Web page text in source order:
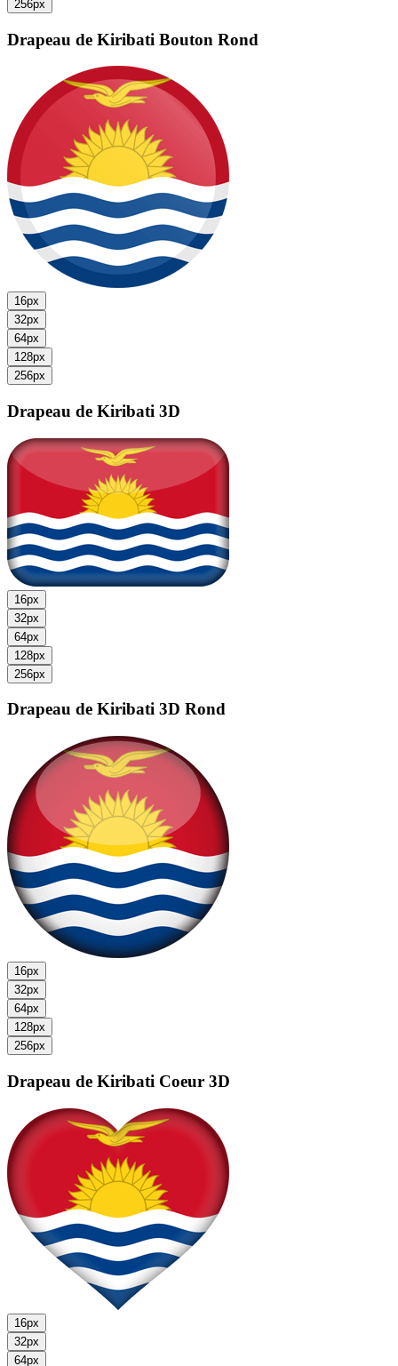
256px
Drapeau de Kiribati Bouton Rond
16px
32px
64px
128px
256px
Drapeau de Kiribati 3D
16px
32px
64px
128px
256px
Drapeau de Kiribati 3D Rond
16px
32px
64px
128px
256px
Drapeau de Kiribati Coeur 3D
16px
32px
64px